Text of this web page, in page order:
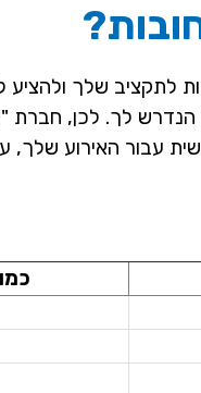
שלך ולהציע
הנדרש לך. לכן, חברת
עבור האירוע שלך,